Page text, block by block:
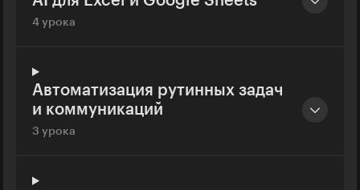
4 урока
Автоматизация рутинных задач
и коммуникаций
3 урока